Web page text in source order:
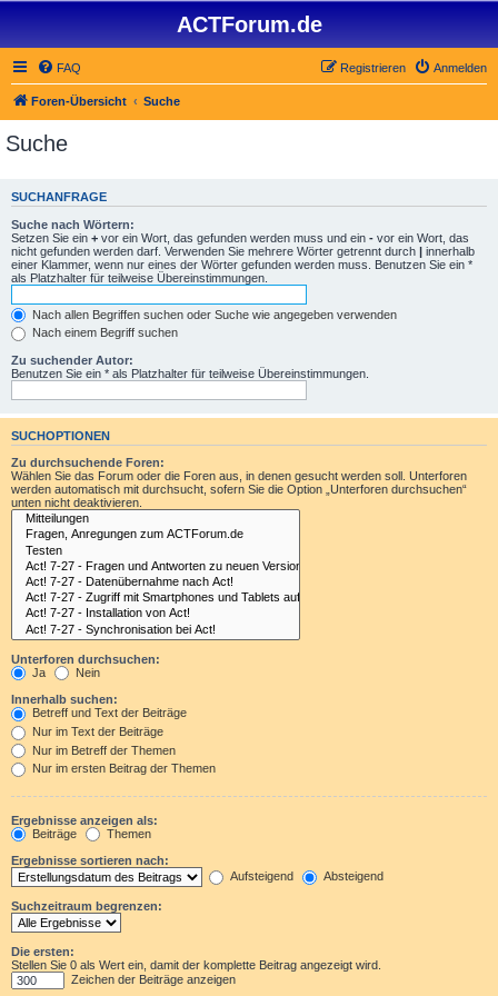
ACTForum.de
FAQ Anmelden
Registrieren
Foren-Übersicht Suche
Suche
SUCHANFRAGE
Suche nach Wörtern:
Setzen Sie ein + vor ein Wort, das gefunden werden muss und ein - vor ein Wort, das
nicht gefunden werden darf. Verwenden Sie mehrere Wörter getrennt durch | innerhalb
einer Klammer, wenn nur eines der Wörter gefunden werden muss. Benutzen Sie ein *
als Platzhalter für teilweise Übereinstimmungen.
Nach allen Begriffen suchen oder Suche wie angegeben verwenden
Nach einem Begriff suchen
Zu suchender Autor:
Benutzen Sie ein * als Platzhalter für teilweise Übereinstimmungen.
SUCHOPTIONEN
Zu durchsuchende Foren:
Wählen Sie das Forum oder die Foren aus, in denen gesucht werden soll. Unterforen
werden automatisch mit durchsucht, sofern Sie die Option „Unterforen durchsuchen“
unten nicht deaktivieren.
Unterforen durchsuchen:
Ja
Nein
Innerhalb suchen:
Betreff und Text der Beiträge
Nur im Text der Beiträge
Nur im Betreff der Themen
Nur im ersten Beitrag der Themen
Ergebnisse anzeigen als:
Beiträge
Themen
Ergebnisse sortieren nach:
Aufsteigend
Absteigend
Suchzeitraum begrenzen:
Die ersten:
Stellen Sie 0 als Wert ein, damit der komplette Beitrag angezeigt wird.
Zeichen der Beiträge anzeigen